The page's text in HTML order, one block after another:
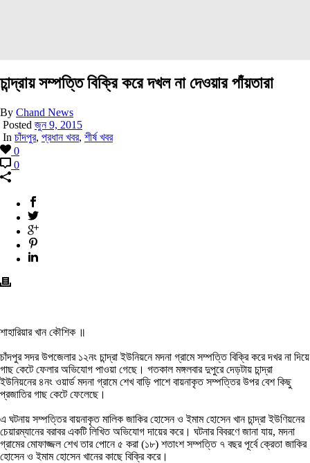
চান্দ্রায় সম্পত্তি বিক্রি করে দখল না দেওয়ার পাঁয়তারা
By Chand News
Posted জুন 9, 2015
In চাঁদপুর, প্রধান খবর, শীর্ষ খবর
0
0
শাহারিয়ার খান কৌশিক ॥
চাঁদপুর সদর উপজেলার ১২নং চান্দ্রা ইউনিয়নে মদনা গ্রামে সম্পত্তি বিক্রি করে দখর না দিয়ে
গাছ কেটে ফেলার অভিযোগ পাওয়া গেছে। গতকাল মঙ্গলবার দুপুরে দেড়টায় চান্দ্রা
ইউনিয়নের ৪নং ওয়ার্ড মদনা গ্রামে শেখ বাড়ি পাশে বায়নাকৃত সম্পত্তির উপর বেশ কিছু
প্রজাতির গাছ কেটে ফেলেছে।
এ ঘটনায় সম্পত্তির বায়নাকৃত মালিক জাকির হোসেন ও ইমাম হোসেন খান চান্দ্রা ইউণিয়নের
চেয়ারম্যানের বরাবর একটি লিখিত অভিযোগ দায়ের করে। ঘটনার বিবরণে জানা যায়, মদনা
গ্রামের মোফাজ্জল শেখ তার পোনে ৫ করা (১৮) শতাংশ সম্পত্তি ৭ বছর পূর্বে ক্রেতা জাকির
হোসেন ও ইমাম হোসেন খানের কাছে বিক্রি করে।